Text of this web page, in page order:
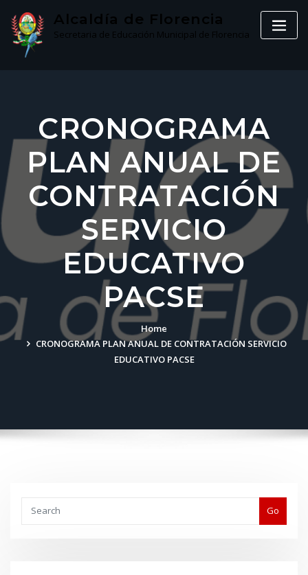
content
Alcaldía de Florencia
Secretaria de Educación Municipal de Florencia
CRONOGRAMA
PLAN ANUAL DE
CONTRATACIÓN
SERVICIO
EDUCATIVO
PACSE
Home
CRONOGRAMA PLAN ANUAL DE CONTRATACIÓN SERVICIO
EDUCATIVO PACSE
Go